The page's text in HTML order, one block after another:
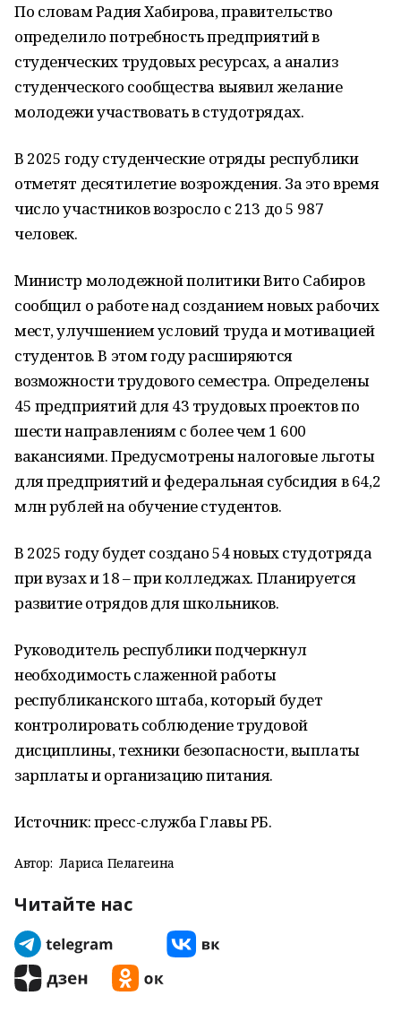
По словам Радия Хабирова, правительство
определило потребность предприятий в
студенческих трудовых ресурсах, а анализ
студенческого сообщества выявил желание
молодежи участвовать в студотрядах.
В 2025 году студенческие отряды республики
отметят десятилетие возрождения. За это время
число участников возросло с 213 до 5 987
человек.
Министр молодежной политики Вито Сабиров
сообщил о работе над созданием новых рабочих
мест, улучшением условий труда и мотивацией
студентов. В этом году расширяются
возможности трудового семестра. Определены
45 предприятий для 43 трудовых проектов по
шести направлениям с более чем 1 600
вакансиями. Предусмотрены налоговые льготы
для предприятий и федеральная субсидия в 64,2
млн рублей на обучение студентов.
В 2025 году будет создано 54 новых студотряда
при вузах и 18 – при колледжах. Планируется
развитие отрядов для школьников.
Руководитель республики подчеркнул
необходимость слаженной работы
республиканского штаба, который будет
контролировать соблюдение трудовой
дисциплины, техники безопасности, выплаты
зарплаты и организацию питания.
Источник: пресс-служба Главы РБ.
Автор: Лариса Пелагеина
Читайте нас